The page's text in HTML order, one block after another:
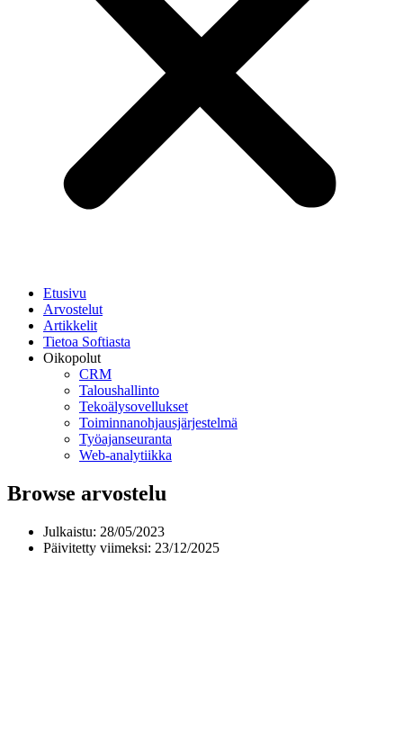
Etusivu
Arvostelut
Artikkelit
Tietoa Softiasta
Oikopolut
CRM
Taloushallinto
Tekoälysovellukset
Toiminnan­ohjausjärjestelmä
Työajanseuranta
Web-analytiikka
Browse arvostelu
Julkaistu: 28/05/2023
Päivitetty viimeksi: 23/12/2025